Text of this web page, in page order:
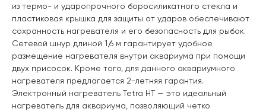
из термо- и ударопрочного боросиликатного стекла и
пластиковая крышка для защиты от ударов обеспечивают
сохранность нагревателя и его безопасность для рыбок.
Сетевой шнур длиной 1,6 м гарантирует удобное
размещение нагревателя внутри аквариума при помощи
двух присосок. Кроме того, для данного аквариумного
нагревателя предлагается 2-летняя гарантия.
Электронный нагреватель Tetra HT — это идеальный
нагреватель для аквариума, позволяющий четко